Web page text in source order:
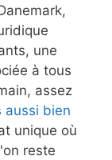
une
à tous
assez
aussi bien
unique où
reste